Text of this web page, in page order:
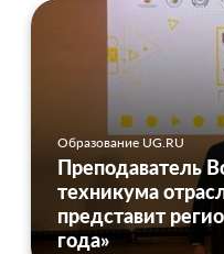
Образование UG.RU
Преподаватель
техникума
представит
года»